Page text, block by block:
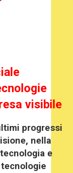
visibile
progressi
nella
e